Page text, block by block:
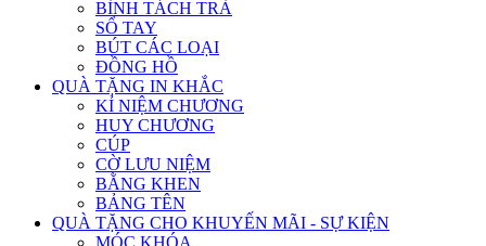
BÌNH TÁCH TRÀ
SỔ TAY
BÚT CÁC LOẠI
ĐỒNG HỒ
QUÀ TẶNG IN KHẮC
KỈ NIỆM CHƯƠNG
HUY CHƯƠNG
CÚP
CỜ LƯU NIỆM
BẰNG KHEN
BẢNG TÊN
QUÀ TẶNG CHO KHUYẾN MÃI - SỰ KIỆN
MÓC KHÓA